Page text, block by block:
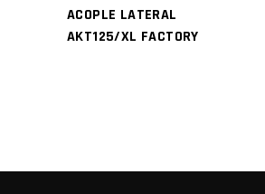
ACOPLE LATERAL
AKT125/XL FACTORY